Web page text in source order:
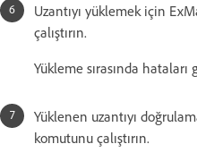
Uzantıyı yüklemek için
çalıştırın.
Yükleme sırasında
Yüklenen uzantıyı
komutunu çalıştırın.